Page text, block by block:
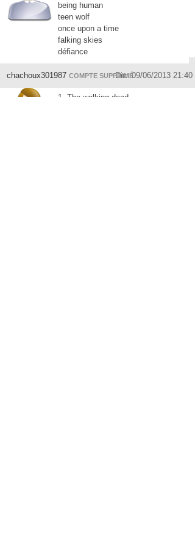
being human
teen wolf
once upon a time
falking skies
défiance
chachoux301987 COMPTE SUPPRIMÉDim 09/06/2013 21:40
1- The walking dead